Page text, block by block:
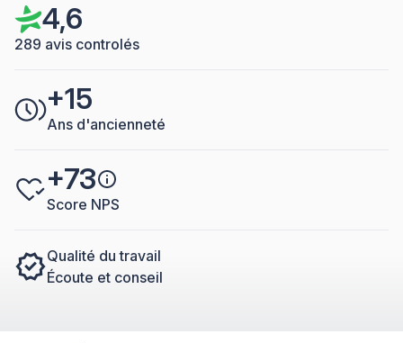
4,6
289 avis controlés
+15
Ans d'ancienneté
+73
Score NPS
Qualité du travail
Écoute et conseil